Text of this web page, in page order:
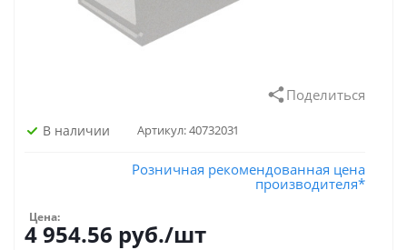
Поделиться
В наличии Артикул:40732031
Розничная рекомендованная цена
производителя*
Цена:
4 954.56 руб./шт